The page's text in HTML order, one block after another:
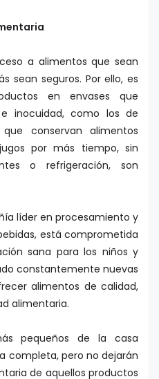
a alimentos que sean
sean seguros. Por ello, es
en envases que
inocuidad, como los de
conservan alimentos
por más tiempo, sin
o refrigeración, son
líder en procesamiento y
está comprometida
sana para los niños y
constantemente nuevas
alimentos de calidad,
alimentaria.
pequeños de la casa
completa, pero no dejarán
de aquellos productos